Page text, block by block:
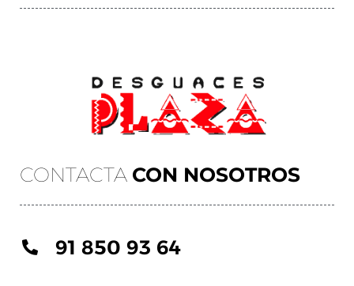
CONTACTA CON NOSOTROS
91 850 93 64